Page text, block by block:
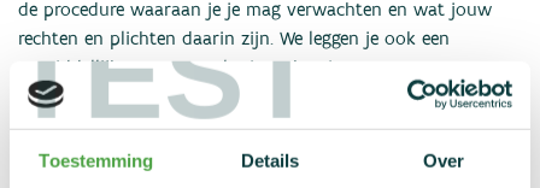
TEST
Toestemming Details Over
de procedure waaraan je je mag verwachten en wat jouw
rechten en plichten daarin zijn. We leggen je ook een
onmiddellijke, maar voorlopige schorsing op.
Voorlopige schorsing